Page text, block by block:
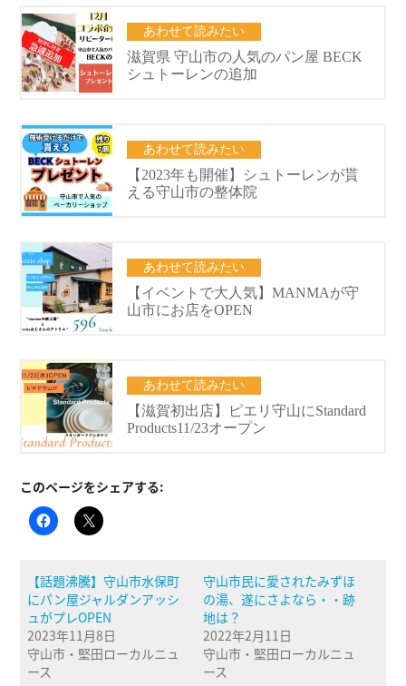
このページをシェアする:
【話題沸騰】守山市水保町
にパン屋ジャルダンアッシ
ュがプレOPEN
2023年11月8日
守山市・堅田ローカルニュ
ース
守山市民に愛されたみずほ
の湯、遂にさよなら・・跡
地は？
2022年2月11日
守山市・堅田ローカルニュ
ース